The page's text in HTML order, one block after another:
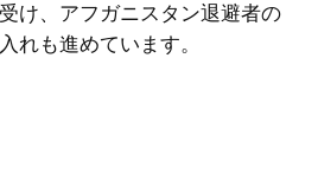
け、アフガニスタン退避者の
れも進めています。